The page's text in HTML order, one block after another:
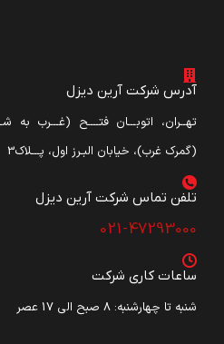
آدرس شرکت آرین دیزل
تهــران، اتوبـــان فتــــح (غـــرب به
(گمرک غرب)، خیابان البـرز اول، پـــلاک3
تلفن تماس شرکت آرین دیزل​
021-47293000
ساعات کاری شرکت
شنبه تا چهارشنبه: ۸ صبح الی 17 عصر